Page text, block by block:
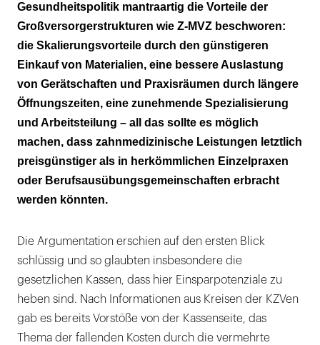
Gesundheitspolitik mantraartig die Vorteile der
Großversorgerstrukturen wie Z-MVZ beschworen:
die Skalierungsvorteile durch den günstigeren
Einkauf von Materialien, eine bessere Auslastung
von Gerätschaften und Praxisräumen durch längere
Öffnungszeiten, eine zunehmende Spezialisierung
und Arbeitsteilung – all das sollte es möglich
machen, dass zahnmedizinische Leistungen letztlich
preisgünstiger als in herkömmlichen Einzelpraxen
oder Berufsausübungsgemeinschaften erbracht
werden könnten.
Die Argumentation erschien auf den ersten Blick
schlüssig und so glaubten insbesondere die
gesetzlichen Kassen, dass hier Einsparpotenziale zu
heben sind. Nach Informationen aus Kreisen der KZVen
gab es bereits Vorstöße von der Kassenseite, das
Thema der fallenden Kosten durch die vermehrte